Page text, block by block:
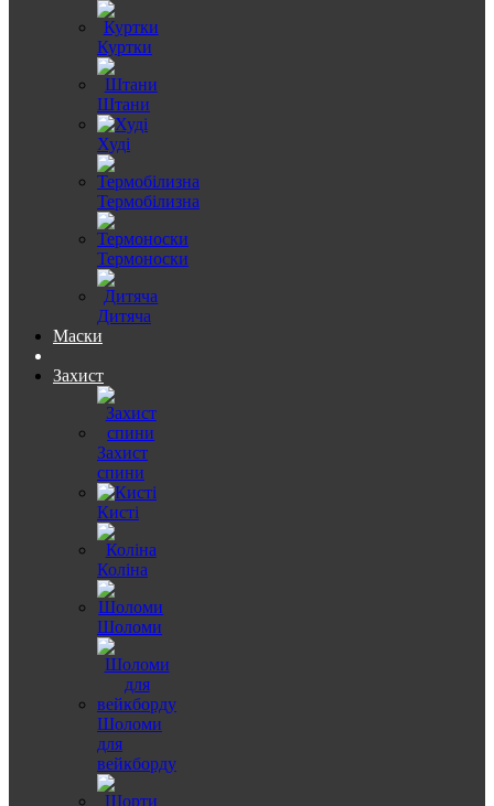
Куртки
Штани
Худі
Термобілизна
Термоноски
Дитяча
Маски
Захист
Захист
спини
Кисті
Коліна
Шоломи
Шоломи
для
вейкборду